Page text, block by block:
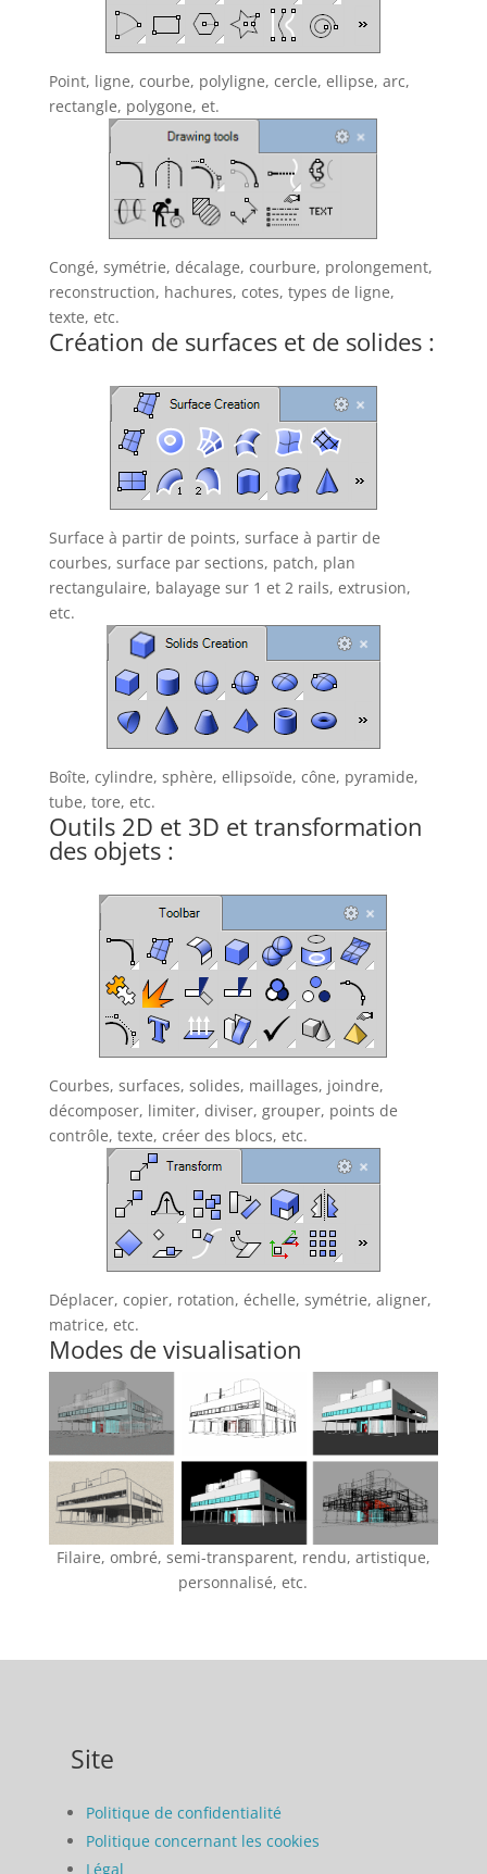
Point, ligne, courbe, polyligne, cercle, ellipse, arc,
rectangle, polygone, et.
Congé, symétrie, décalage, courbure, prolongement,
reconstruction, hachures, cotes, types de ligne,
texte, etc.
Création de surfaces et de solides :
Surface à partir de points, surface à partir de
courbes, surface par sections, patch, plan
rectangulaire, balayage sur 1 et 2 rails, extrusion,
etc.
Boîte, cylindre, sphère, ellipsoïde, cône, pyramide,
tube, tore, etc.
Outils 2D et 3D et transformation
des objets :
Courbes, surfaces, solides, maillages, joindre,
décomposer, limiter, diviser, grouper, points de
contrôle, texte, créer des blocs, etc.
Déplacer, copier, rotation, échelle, symétrie, aligner,
matrice, etc.
Modes de visualisation
Filaire, ombré, semi-transparent, rendu, artistique,
personnalisé, etc.
Site
Politique de confidentialité
Politique concernant les cookies
Légal